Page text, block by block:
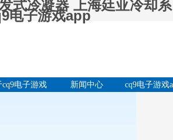
式冷凝器 上海廷亚冷却系
电子游戏app
cq9电子游戏
新闻中心
cq9电子游戏